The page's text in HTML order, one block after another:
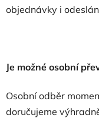
objednávky i
Je možné osobní
Osobní odběr
doručujeme